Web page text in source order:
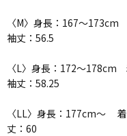
〈M〉身長：167～
袖丈：56.5
〈L〉身長：172～
袖丈：58.25
〈LL〉身長：177cm～
丈：60